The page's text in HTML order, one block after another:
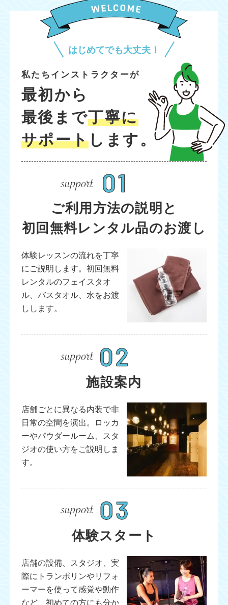
はじめてでも大丈夫！
私たちインストラクターが
最初から
最後まで丁寧に
サポートします。
ご利用方法の説明と
初回無料レンタル品のお渡し
体験レッスンの流れを丁寧
にご説明します。初回無料
レンタルのフェイスタオ
ル、バスタオル、水をお渡
しします。
施設案内
店舗ごとに異なる内装で非
日常の空間を演出。ロッカ
ーやパウダールーム、スタ
ジオの使い方をご説明しま
す。
体験スタート
店舗の設備、スタジオ、実
際にトランポリンやリフォ
ーマーを使って感覚や動作
など、初めての方にも分か